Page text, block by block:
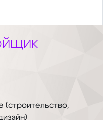
(строительство,